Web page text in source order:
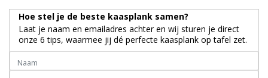
Hoe stel je de beste kaasplank samen?
Laat je naam en emailadres achter en wij sturen je direct
onze 6 tips, waarmee jij dé perfecte kaasplank op tafel zet.